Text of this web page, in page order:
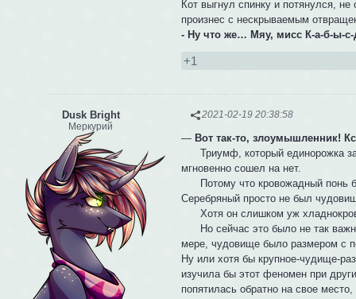
Кот выгнул спинку и потянулся,
произнес с нескрываемым
- Ну что же… Мяу, мисс К-а-б-ы-с-
+1
2021-02-19 20:38:58
Dusk Bright
Меркурий
— Вот так-то, злоумышленник!
Триумф, который единорожка
мгновенно сошел на нет.
Потому что кровожадный понь
Серебряный просто не был
Хотя он слишком уж
Но сейчас это было не так
мере, чудовище было размером с
Ну или хотя бы крупное-чудище-
изучила бы этот феномен при
попятилась обратно на свое